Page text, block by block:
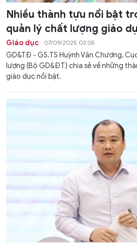
Nhiều thành tựu nổi bật
quản lý chất lượng giáo
Giáo dục 07/09/2025 03:05
GD&TĐ - GS.TS Huỳnh Văn Chương,
lượng (Bộ GD&ĐT) chia sẻ về những
giáo dục nổi bật.